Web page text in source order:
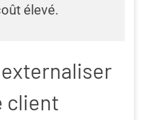
élevé.
client